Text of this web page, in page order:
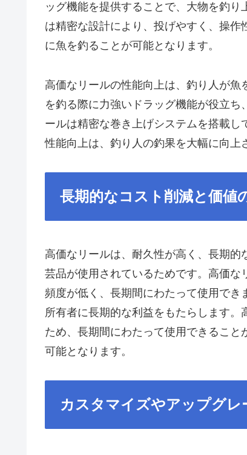
ッグ機能を提供することで、大物を釣
は精密な設計により、投げやすく、操
に魚を釣ることが可能となります。
高価なリールの性能向上は、釣り人が
を釣る際に力強いドラッグ機能が役立
ールは精密な巻き上げシステムを搭載
性能向上は、釣り人の釣果を大幅に向上
長期的なコスト削減と価値
高価なリールは、耐久性が高く、長期
芸品が使用されているためです。高価
頻度が低く、長期間にわたって使用でき
所有者に長期的な利益をもたらします
ため、長期間にわたって使用できるこ
可能となります。
カスタマイズやアップグレ